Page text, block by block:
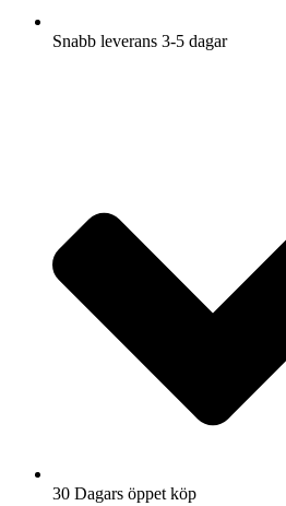
Snabb leverans 3-5 dagar
30 Dagars öppet köp